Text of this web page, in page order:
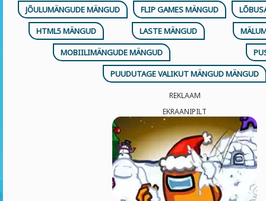
JÕULUMÄNGUDE MÄNGUD FLIP GAMES MÄNGUD
HTML5 MÄNGUD
LASTE MÄNGUD
MOBIILIMÄNGUDE MÄNGUD
PUUDUTAGE VALIKUT MÄNGUD MÄNGUD
REKLAAM
EKRAANIPILT